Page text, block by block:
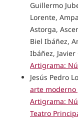
Guillermo
Lorente,
Astorga,
Biel Ibáñez,
Ibáñez,
Artigrama:
Jesús Pedro
arte
Artigrama:
Teatro